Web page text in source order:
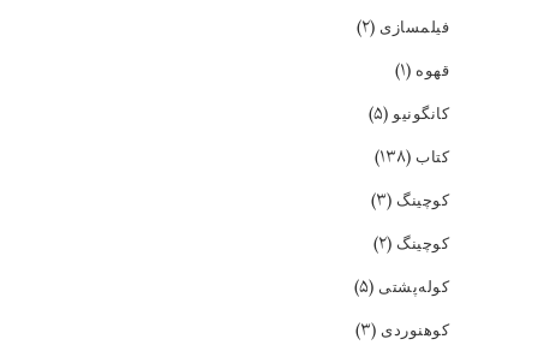
فیلمسازی (۲)
قهوه (۱)
کانگونیو(۵)
کتاب (۱۳۸)
کوچینگ (۳)
کوچینگ (۲)
کوله‌پشتی (۵)
کوهنوردی (۳)